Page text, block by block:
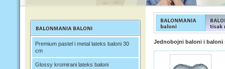
Premium pastel i metal lateks baloni 30
cm
Glossy kromirani lateks baloni
Jednobojni baloni i baloni